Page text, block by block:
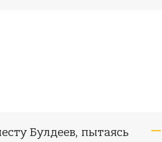
Булдеев, пытаясь